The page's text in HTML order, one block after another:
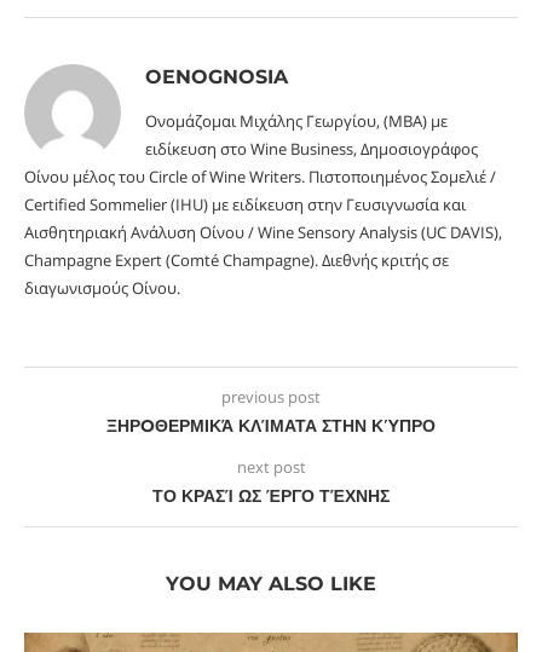
OENOGNOSIA
Ονομάζομαι Μιχάλης Γεωργίου, (MBA) με
ειδίκευση στο Wine Business, Δημοσιογράφος
Οίνου μέλος του Circle of Wine Writers. Πιστοποιημένος Σομελιέ /
Certified Sommelier (IHU) με ειδίκευση στην Γευσιγνωσία και
Αισθητηριακή Ανάλυση Οίνου / Wine Sensory Analysis (UC DAVIS),
Champagne Expert (Comté Champagne). Διεθνής κριτής σε
διαγωνισμούς Οίνου.
previous post
ΞΗΡOΘΕΡΜΙΚΆ ΚΛΊΜΑΤΑ ΣΤΗΝ ΚΎΠΡΟ
next post
ΤΟ ΚΡΑΣΊ ΩΣ ΈΡΓΟ ΤΈΧΝΗΣ
YOU MAY ALSO LIKE